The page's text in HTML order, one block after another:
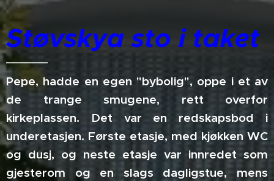
Støvskya sto i taket
Pepe, hadde en egen "bybolig", oppe i et av
de trange smugene, rett overfor
kirkeplassen. Det var en redskapsbod i
underetasjen. Første etasje, med kjøkken WC
og dusj, og neste etasje var innredet som
gjesterom og en slags dagligstue, mens